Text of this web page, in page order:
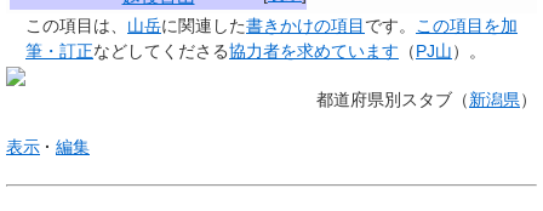
この項目は、 山岳に関連した書きかけの項目 です。 この項目を加
筆・訂正などしてくださる協力者を求めています （PJ山）。
都道府県別スタブ（新潟県）
表示 編集